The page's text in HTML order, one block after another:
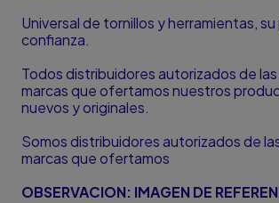
Universal de tornillos y herramientas,
confianza.
Todos distribuidores autorizados de
marcas que ofertamos nuestros
nuevos y originales.
Somos distribuidores autorizados de
marcas que ofertamos
OBSERVACION: IMAGEN DE